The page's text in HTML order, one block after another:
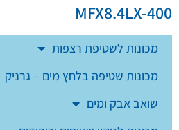
MFX8.4LX-400
מכונות לשטיפת רצפות
מכונות שטיפה בלחץ מים – גרניק
שואב אבק ומים